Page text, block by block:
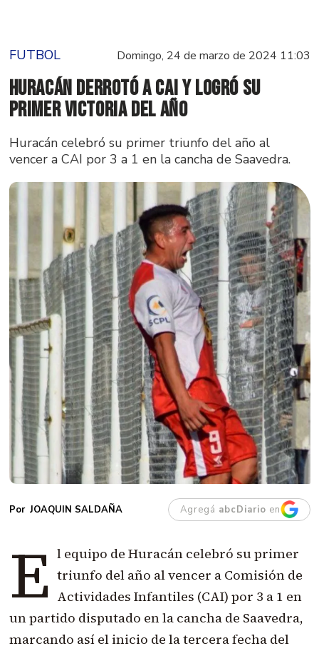
FUTBOL Domingo, 24 de marzo de 2024 11:03
Huracán derrotó a CAI y logró su
primer victoria del año
Huracán celebró su primer triunfo del año al
vencer a CAI por 3 a 1 en la cancha de Saavedra.
JOAQUIN SALDAÑA Agregá abcDiario en
E l equipo de Huracán celebró su primer
triunfo del año al vencer a Comisión de
Actividades Infantiles (CAI) por 3 a 1 en
un partido disputado en la cancha de Saavedra,
marcando así el inicio de la tercera fecha del